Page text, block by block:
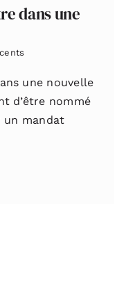
dans une
une nouvelle
d’être nommé
un mandat